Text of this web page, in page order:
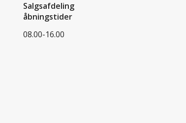
Salgsafdeling
åbningstider
08.00-16.00